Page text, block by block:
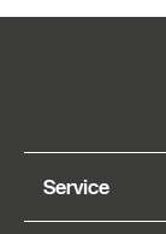
Service